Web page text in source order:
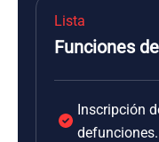
Lista
Funciones
Inscripción
defunciones.